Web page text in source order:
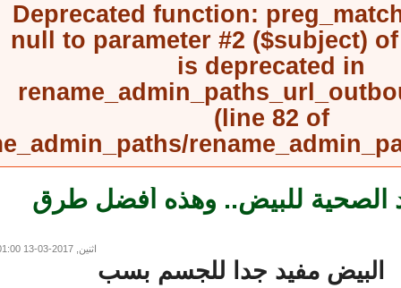
Deprecated function:
null to parameter #2 ($subject)
is deprecated in
(line82of
للبيض.. وهذه أفضل طرق
اثنين, 2017-03-13 01:00
مفيد جدا للجسم بسب